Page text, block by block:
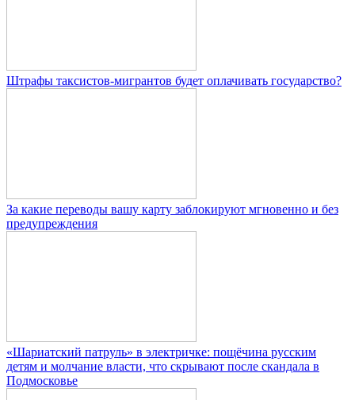
Штрафы таксистов-мигрантов будет оплачивать государство?
За какие переводы вашу карту заблокируют мгновенно и без
предупреждения
«Шариатский патруль» в электричке: пощёчина русским
детям и молчание власти, что скрывают после скандала в
Подмосковье